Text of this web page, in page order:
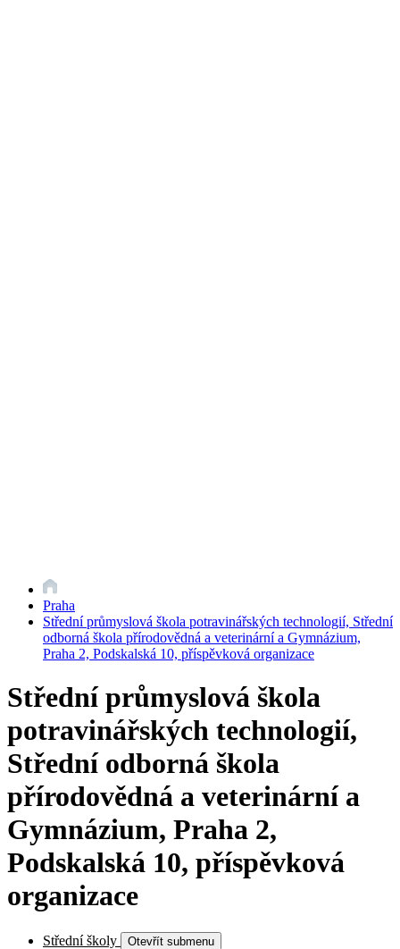
Praha
Střední průmyslová škola potravinářských technologií, Střední
odborná škola přírodovědná a veterinární a Gymnázium,
Praha 2, Podskalská 10, příspěvková organizace
Střední průmyslová škola
potravinářských technologií,
Střední odborná škola
přírodovědná a veterinární a
Gymnázium, Praha 2,
Podskalská 10, příspěvková
organizace
Střední školy Otevřít submenu